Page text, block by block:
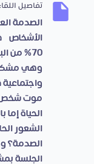
تفاصيل
الصدمة
الأشخاص،
70% من
وهي
موت شخص
الحياة
الشعور
الصدمة؟
الجلسة